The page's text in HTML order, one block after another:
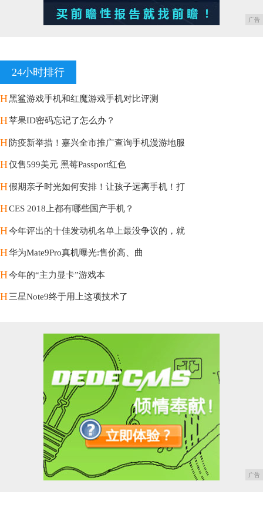
广告
24小时排行
H黑鲨游戏手机和红魔游戏手机对比评测
H苹果ID密码忘记了怎么办？
H 防疫新举措！嘉兴全市推广查询手机漫游地服
H仅售599美元 黑莓Passport红色
H假期亲子时光如何安排！让孩子远离手机！打
HCES 2018上都有哪些国产手机？
H今年评出的十佳发动机名单上最没争议的，就
H华为Mate9Pro真机曝光:售价高、曲
H今年的“主力显卡”游戏本
H三星Note9终于用上这项技术了
广告